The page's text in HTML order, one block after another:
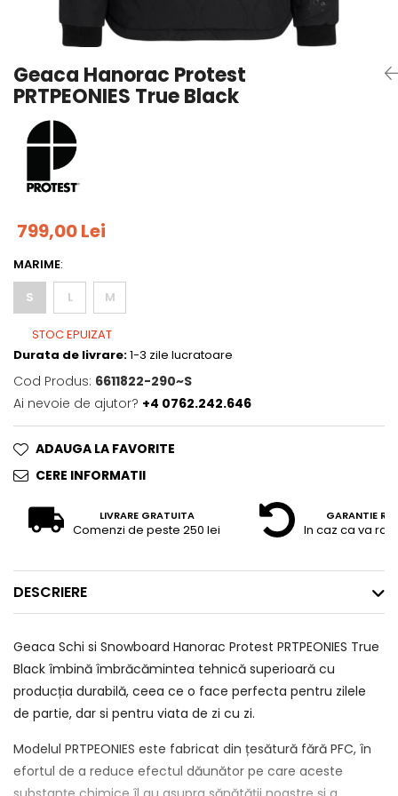
Pantaloni outdoor
Curele
Bustiere
Underwear
Geaca Hanorac Protest
PRTPEONIES True Black
799,00 Lei
MARIME:
S
L M
STOC EPUIZAT
Durata de livrare:1-3 zile lucratoare
Cod Produs: 6611822-290~S
Ai nevoie de ajutor? +4 0762.242.646
ADAUGA LA FAVORITE
CERE INFORMATII
LIVRARE GRATUITA
Comenzi de peste 250 lei
GARANTIE
In caz ca va
DESCRIERE
Geaca Schi si Snowboard Hanorac Protest PRTPEONIES True
Black îmbină îmbrăcămintea tehnică superioară cu
producția durabilă, ceea ce o face perfecta pentru zilele
de partie, dar si pentru viata de zi cu zi.
Modelul PRTPEONIES este fabricat din țesătură fără PFC, în
efortul de a reduce efectul dăunător pe care aceste